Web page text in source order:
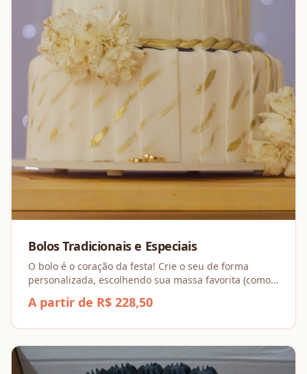
Bolos Tradicionais e Especiais
O bolo é o coração da festa! Crie o seu de forma
personalizada, escolhendo sua massa favorita (como
incríveis, dos Tradicionais aos Espesciais.
A partir de R$ 228,50